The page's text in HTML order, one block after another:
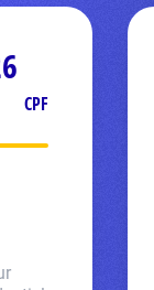
CPF